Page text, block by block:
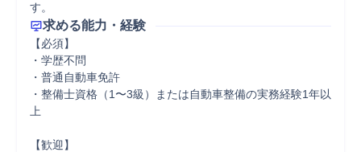
す。
求める能力・経験
【必須】
・学歴不問
・普通自動車免許
・整備士資格（1〜3級）または自動車整備の実務経験1年以
上
【歓迎】